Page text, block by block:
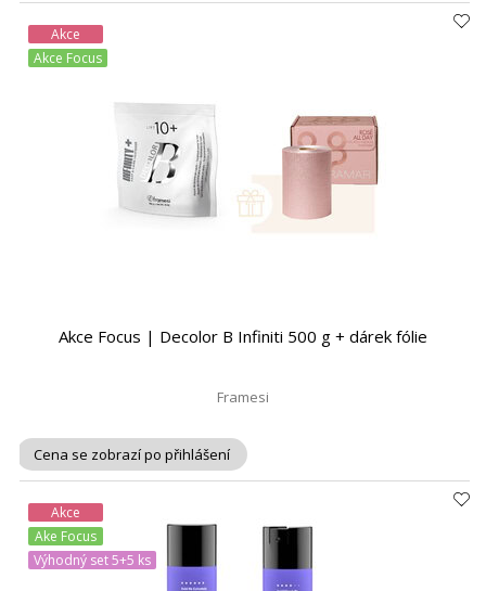
Akce
Akce Focus
Akce Focus | Decolor B Infiniti 500 g + dárek fólie
Framesi
Cena se zobrazí po přihlášení
Akce
Ake Focus
Výhodný set 5+5 ks